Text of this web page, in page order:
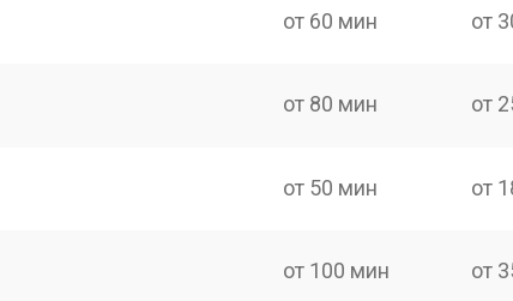
от 60 мин от
от 80 мин от
от 50 мин от
от 100 мин от